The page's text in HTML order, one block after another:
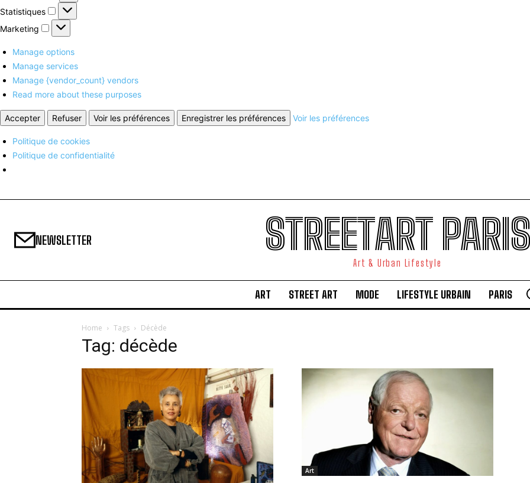
Statistiques
Statistiques
Marketing
Marketing
Manage options
Manage services
Manage {vendor_count} vendors
Read more about these purposes
Accepter Refuser Voir les préférences Enregistrer les préférences Voir les préférences
Politique de cookies
Politique de confidentialité
NEWSLETTER STREETART PARIS
Art & Urban Lifestyle
ART STREET ART MODE LIFESTYLE URBAIN PARIS
Home Tags Décède
Tag: décède
Art